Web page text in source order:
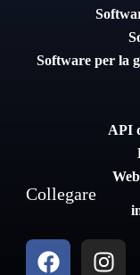
Software per la
API
Collegare